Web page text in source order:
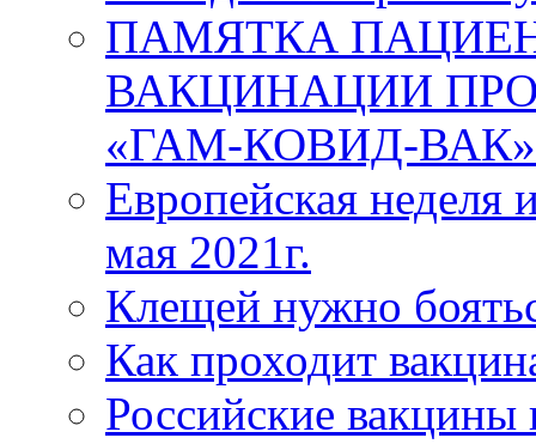
ПАМЯТКА
ВАКЦИНАЦИИ
«ГАМ-КОВИД-ВАК»
Европейская неделя
мая 2021г.
Клещей нужно
Как проходит
Российские вакцины